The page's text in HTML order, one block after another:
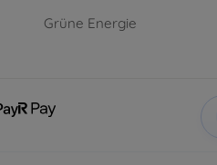
Grüne Energie